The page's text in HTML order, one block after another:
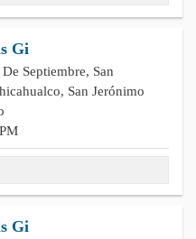
Gi
Septiembre, San
San Jerónimo
Gi